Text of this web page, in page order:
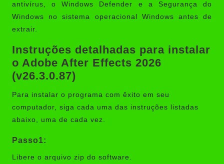
antivírus, o Windows Defender e a Segurança do
Windows no sistema operacional Windows antes de
extrair.
Instruções detalhadas para instalar
o Adobe After Effects 2026
(v26.3.0.87)
Para instalar o programa com êxito em seu
computador, siga cada uma das instruções listadas
abaixo, uma de cada vez.
Passo1:
Libere o arquivo zip do software.